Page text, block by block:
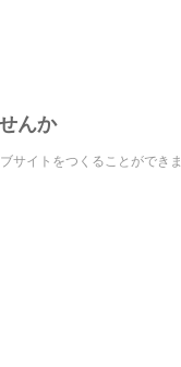
んか
サイトをつくることができま